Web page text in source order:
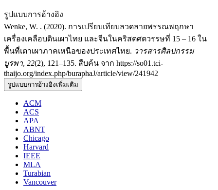
รูปแบบการอ้างอิง
Wenke, W. . (2020). การเปรียบเทียบลวดลายพรรณพฤกษา
เครื่องเคลือบดินเผาไทย และจีนในคริสตศตวรรษที่ 15 – 16 ใน
พื้นที่เตาเผาภาคเหนือของประเทศไทย. วารสารศิลปกรรม
บูรพา, 22(2), 121–135. สืบค้น จาก https://so01.tci-
thaijo.org/index.php/buraphaJ/article/view/241942
รูปแบบการอ้างอิงเพิ่มเติม
ACM
ACS
APA
ABNT
Chicago
Harvard
IEEE
MLA
Turabian
Vancouver